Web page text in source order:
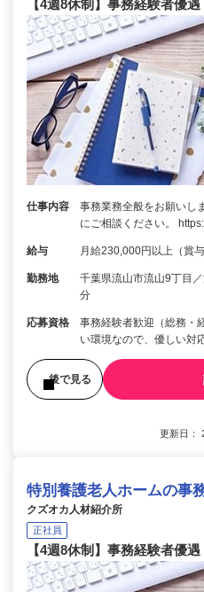
【4週8休制】事務経験者優
仕事内容
事務業務全般をお願いし
にご相談ください。
給与 月給230,000円以上（賞
勤務地
千葉県流山市流山9丁目
分
応募資格
事務経験者歓迎（総務
い環境なので、優しい対
後で見る
更新日：
特別養護老人ホームの事
クズオカ人材紹介所
正社員
【4週8休制】事務経験者優